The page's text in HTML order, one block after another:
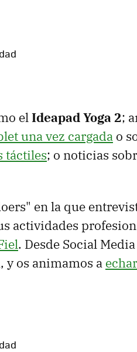
elIdeapad Yoga 2;
una vez cargada o
táctiles; o noticias
en la que
actividades
. Desde Social
, y os animamos a